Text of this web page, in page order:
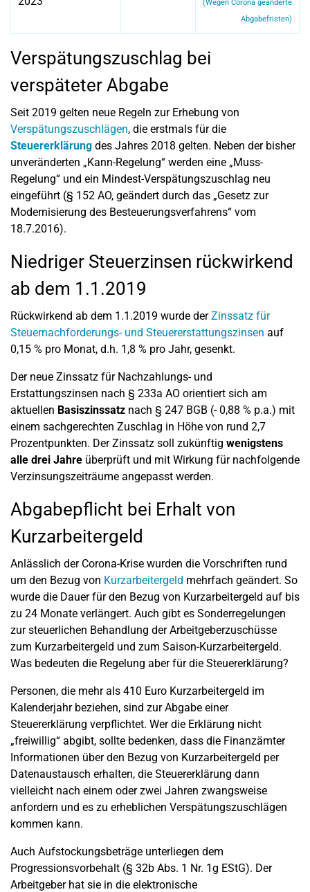
(Wegen Corona geänderte
Abgabefristen)
Verspätungszuschlag bei
verspäteter Abgabe
Seit 2019 gelten neue Regeln zur Erhebung von
Verspätungszuschlägen, die erstmals für die
Steuererklärung des Jahres 2018 gelten. Neben der bisher
unveränderten „Kann-Regelung“ werden eine „Muss-
Regelung“ und ein Mindest-Verspätungszuschlag neu
eingeführt (§ 152 AO, geändert durch das „Gesetz zur
Modernisierung des Besteuerungsverfahrens“ vom
18.7.2016).
Niedriger Steuerzinsen rückwirkend
ab dem 1.1.2019
Rückwirkend ab dem 1.1.2019 wurde derZinssatz für
Steuernachforderungs- und Steuererstattungszinsen auf
0,15 % pro Monat, d.h. 1,8 % pro Jahr, gesenkt.
Der neue Zinssatz für Nachzahlungs- und
Erstattungszinsen nach § 233a AO orientiert sich am
aktuellen Basiszinssatz nach § 247 BGB (- 0,88 % p.a.) mit
einem sachgerechten Zuschlag in Höhe von rund 2,7
Prozentpunkten. Der Zinssatz soll zukünftig wenigstens
alle drei Jahre überprüft und mit Wirkung für nachfolgende
Verzinsungszeiträume angepasst werden.
Abgabepflicht bei Erhalt von
Kurzarbeitergeld
Anlässlich der Corona-Krise wurden die Vorschriften rund
um den Bezug von Kurzarbeitergeld mehrfach geändert. So
wurde die Dauer für den Bezug von Kurzarbeitergeld auf bis
zu 24 Monate verlängert. Auch gibt es Sonderregelungen
zur steuerlichen Behandlung der Arbeitgeberzuschüsse
zum Kurzarbeitergeld und zum Saison-Kurzarbeitergeld.
Was bedeuten die Regelung aber für die Steuererklärung?
Personen, die mehr als 410 Euro Kurzarbeitergeld im
Kalenderjahr beziehen, sind zur Abgabe einer
Steuererklärung verpflichtet. Wer die Erklärung nicht
„freiwillig“ abgibt, sollte bedenken, dass die Finanzämter
Informationen über den Bezug von Kurzarbeitergeld per
Datenaustausch erhalten, die Steuererklärung dann
vielleicht nach einem oder zwei Jahren zwangsweise
anfordern und es zu erheblichen Verspätungszuschlägen
kommen kann.
Auch Aufstockungsbeträge unterliegen dem
Progressionsvorbehalt (§ 32b Abs. 1 Nr. 1g EStG). Der
Arbeitgeber hat sie in die elektronische